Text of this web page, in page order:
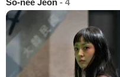
So-nee Jeon - 4